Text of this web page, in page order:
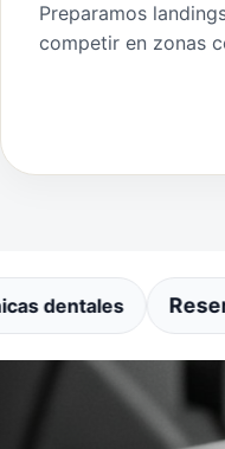
Preparamos
competir en zonas
dentales